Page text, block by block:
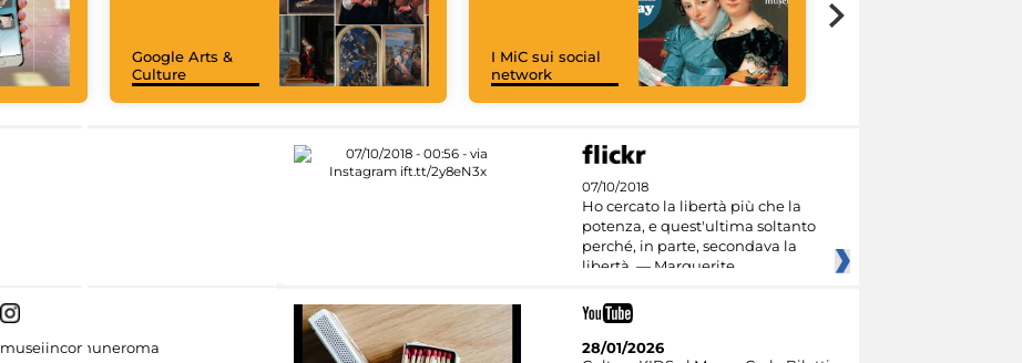
Google Arts &
Culture
I MiC sui social
network
07/10/2018
Ho cercato la libertà più che la
potenza, e quest'ultima soltanto
perché, in parte, secondava la
libertà. — Marguerite
museiincomuneroma
28/01/2026